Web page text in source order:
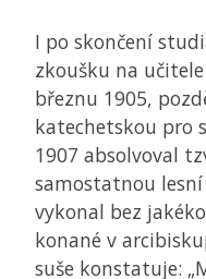
I po skončení
zkoušku na
březnu 1905,
katechetskou pro
1907 absolvoval
samostatnou lesní
vykonal bez
konané v
suše konstatuje: